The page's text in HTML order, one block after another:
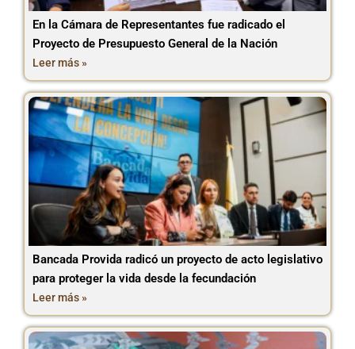
En la Cámara de Representantes fue radicado el
Proyecto de Presupuesto General de la Nación
Leer más »
Bancada Provida radicó un proyecto de acto legislativo
para proteger la vida desde la fecundación
Leer más »